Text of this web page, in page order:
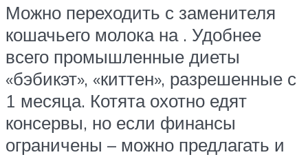
Можно переходить с заменителя
кошачьего молока на . Удобнее
всего промышленные диеты
«бэбикэт», «киттен», разрешенные с
1 месяца. Котята охотно едят
консервы, но если финансы
ограничены – можно предлагать и